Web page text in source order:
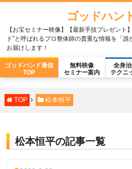
ゴッドハン
【お宝セミナー映像】【最新手技プレゼント
ド”と呼ばれるプロ整体師の貴重な情報を「
お届けします！
ゴッドハンド通信
TOP
無料映像
セミナー案内
全身
テクニ
TOP 松本恒平
松本恒平の記事一覧